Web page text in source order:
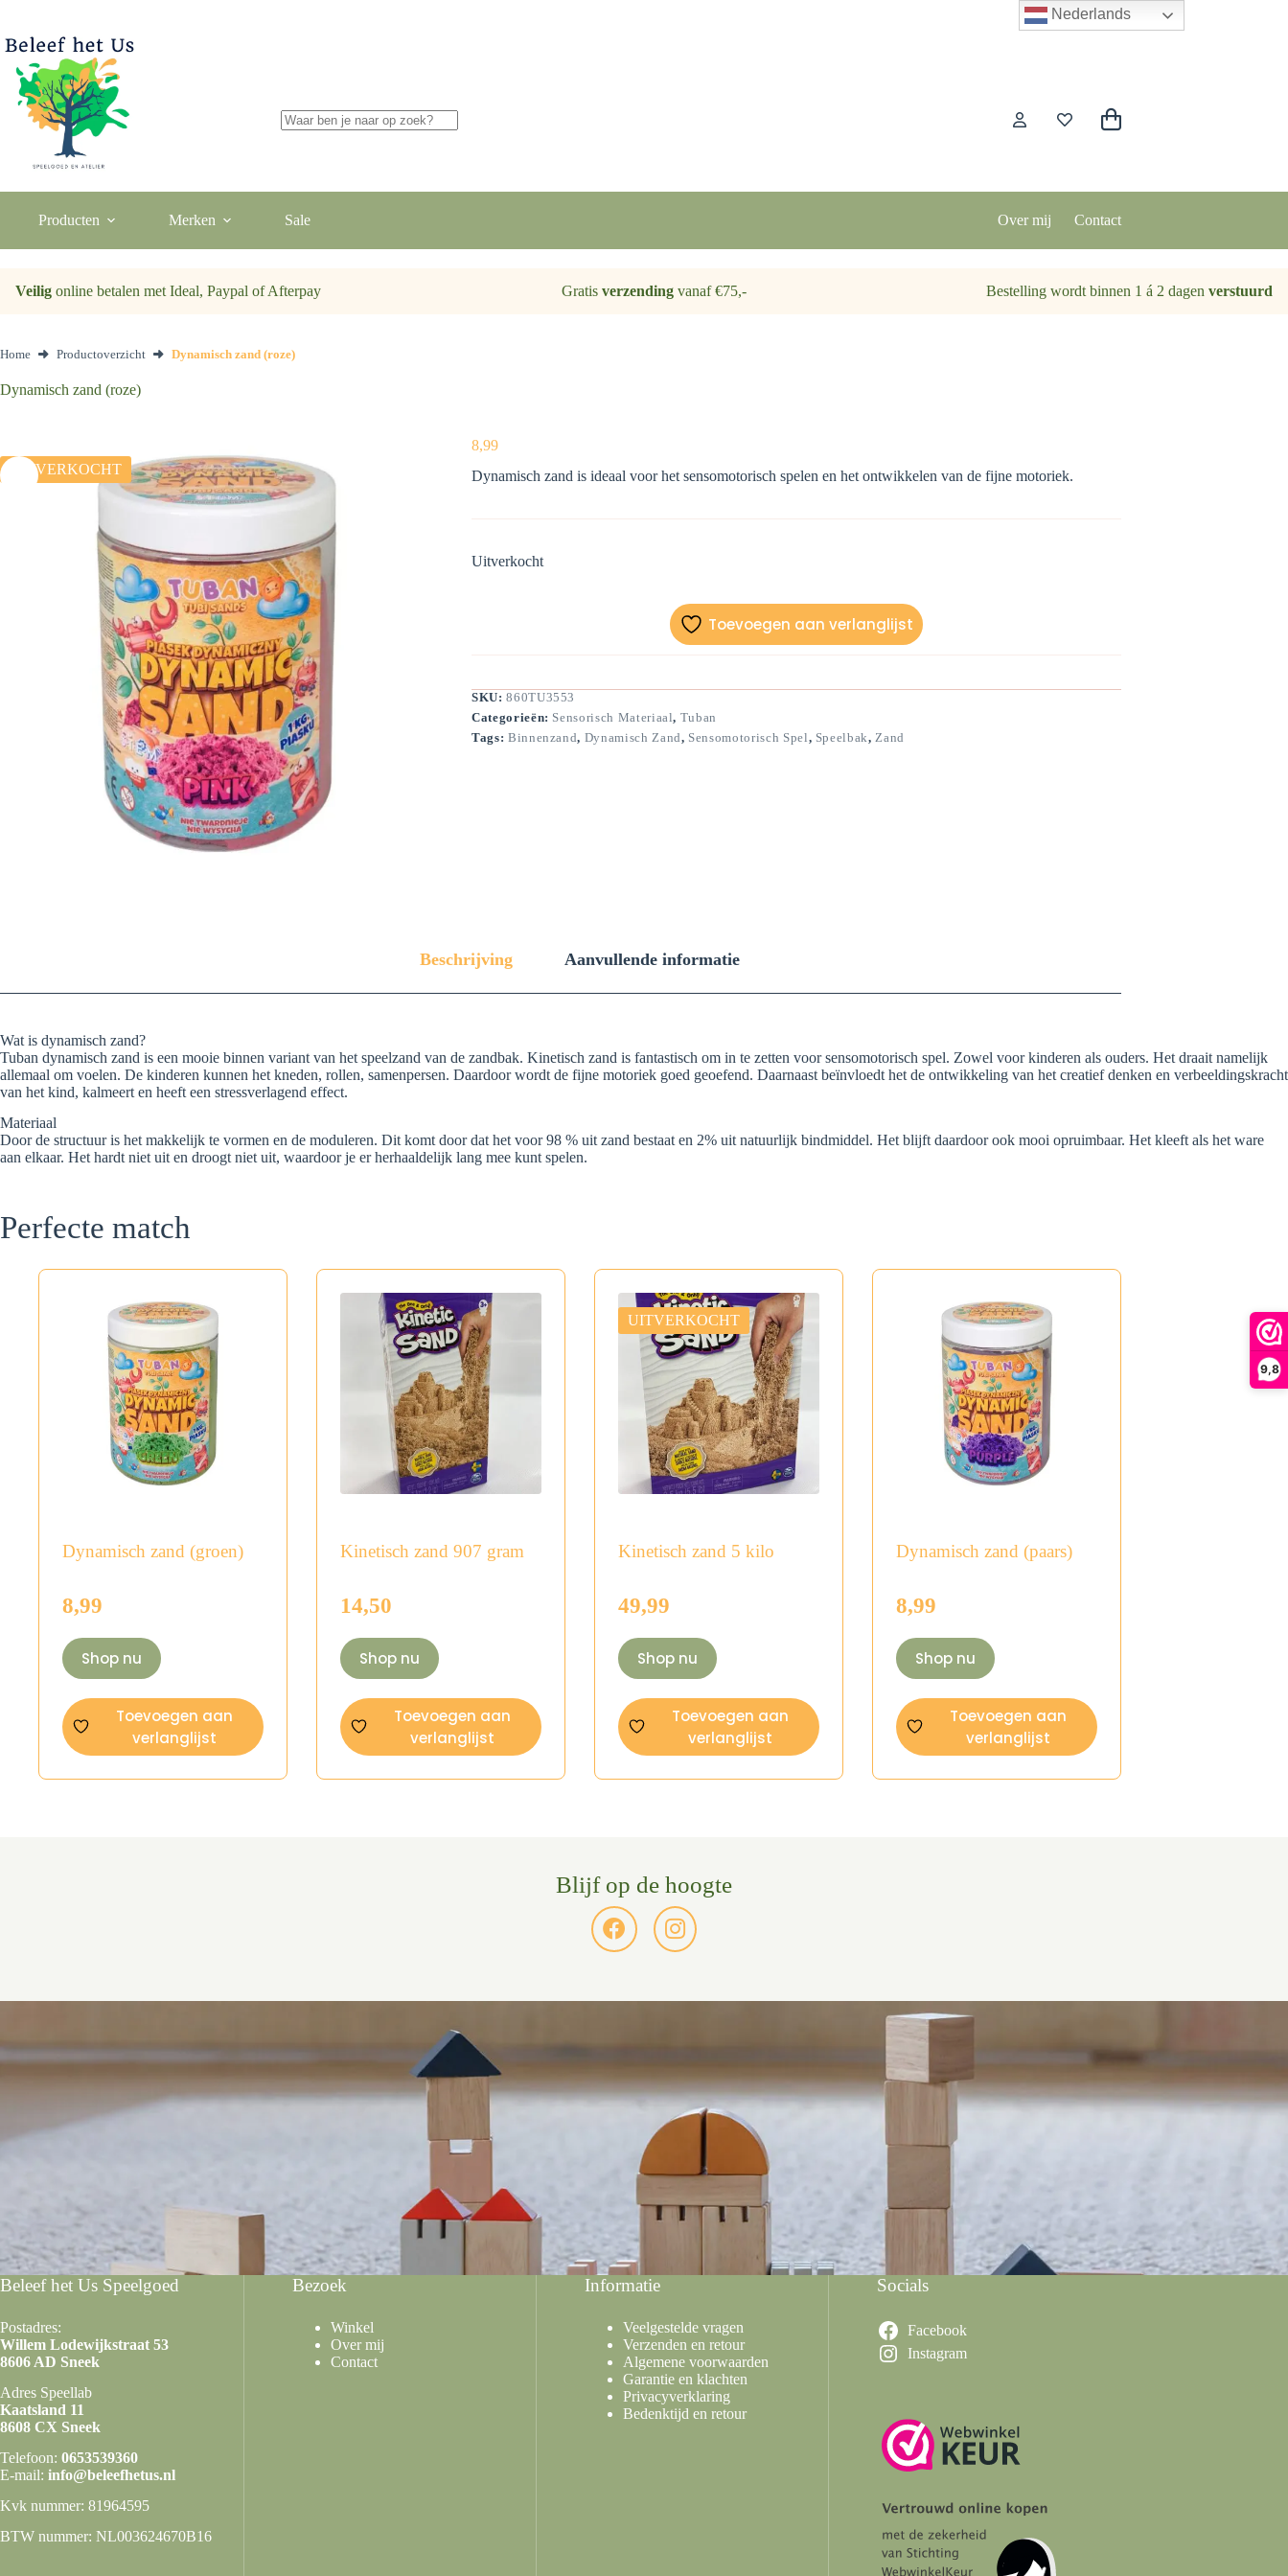
9,8
de
inhoud
Winkelwagen
Producten Merken Sale Over mij Contact
Veilig online betalen met Ideal, Paypal of Afterpay Gratis verzendingvanaf €75,- Bestelling wordt binnen 1 á 2 dagen verstuurd
Home Productoverzicht Dynamisch zand (roze)
Dynamisch zand (roze)
UITVERKOCHT
8,99
Dynamisch zand is ideaal voor het sensomotorisch spelen en het ontwikkelen van de fijne motoriek.
Uitverkocht
Toevoegen aan verlanglijst
SKU:860TU3553
Categorieën: Sensorisch Materiaal, Tuban
Tags: Binnenzand, Dynamisch Zand, Sensomotorisch Spel, Speelbak,Zand
Beschrijving Aanvullende informatie
Wat is dynamisch zand?
Tuban dynamisch zand is een mooie binnen variant van het speelzand van de zandbak. Kinetisch zand is fantastisch om in te zetten voor sensomotorisch spel. Zowel voor kinderen als ouders. Het draait namelijk
allemaal om voelen. De kinderen kunnen het kneden, rollen, samenpersen. Daardoor wordt de fijne motoriek goed geoefend. Daarnaast beïnvloedt het de ontwikkeling van het creatief denken en verbeeldingskracht
van het kind, kalmeert en heeft een stressverlagend effect.
Materiaal
Door de structuur is het makkelijk te vormen en de moduleren. Dit komt door dat het voor 98 % uit zand bestaat en 2% uit natuurlijk bindmiddel. Het blijft daardoor ook mooi opruimbaar. Het kleeft als het ware
aan elkaar. Het hardt niet uit en droogt niet uit, waardoor je er herhaaldelijk lang mee kunt spelen.
Perfecte match
Dynamisch zand (groen)
8,99
Shop nu
Toevoegen aan
verlanglijst
Kinetisch zand 907 gram
14,50
Shop nu
Toevoegen aan
verlanglijst
UITVERKOCHT
Kinetisch zand 5 kilo
49,99
Shop nu
Toevoegen aan
verlanglijst
Dynamisch zand (paars)
8,99
Shop nu
Toevoegen aan
verlanglijst
Blijf op de hoogte
Beleef het Us Speelgoed
Postadres:
Willem Lodewijkstraat 53
8606 AD Sneek
Adres Speellab
Kaatsland 11
8608 CX Sneek
Telefoon: 0653539360
E-mail: info@beleefhetus.nl
Kvk nummer: 81964595
BTW nummer: NL003624670B16
Bezoek
Winkel
Over mij
Contact
Informatie
Veelgestelde vragen
Verzenden en retour
Algemene voorwaarden
Garantie en klachten
Privacyverklaring
Bedenktijd en retour
Socials
Facebook
Instagram
Nederlands